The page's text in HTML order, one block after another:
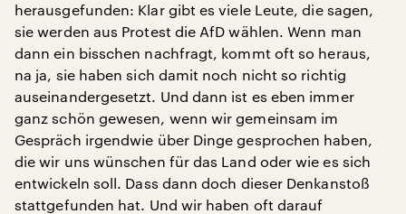
herausgefunden: Klar gibt es viele Leute, die sagen,
sie werden aus Protest die AfD wählen. Wenn man
dann ein bisschen nachfragt, kommt oft so heraus,
na ja, sie haben sich damit noch nicht so richtig
auseinandergesetzt. Und dann ist es eben immer
ganz schön gewesen, wenn wir gemeinsam im
Gespräch irgendwie über Dinge gesprochen haben,
die wir uns wünschen für das Land oder wie es sich
entwickeln soll. Dass dann doch dieser Denkanstoß
stattgefunden hat. Und wir haben oft darauf